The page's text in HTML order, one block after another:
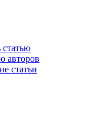
статью
авторов
статьи